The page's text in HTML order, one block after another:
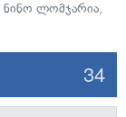
ნინო ლომჯარია,
34